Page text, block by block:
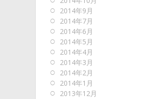
2014年9月
2014年7月
2014年6月
2014年5月
2014年4月
2014年3月
2014年2月
2014年1月
2013年12月